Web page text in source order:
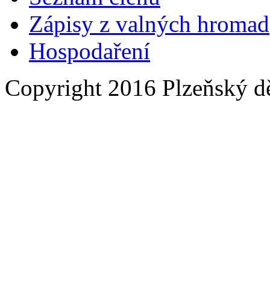
Zápisy z valných hromad
Hospodaření
Copyright 2016 Plzeňský